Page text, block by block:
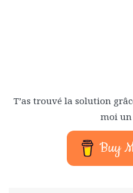
T’as trouvé la solution
moi un
Buy